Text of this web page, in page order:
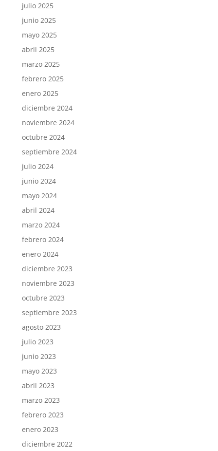
julio 2025
junio 2025
mayo 2025
abril 2025
marzo 2025
febrero 2025
enero 2025
diciembre 2024
noviembre 2024
octubre 2024
septiembre 2024
julio 2024
junio 2024
mayo 2024
abril 2024
marzo 2024
febrero 2024
enero 2024
diciembre 2023
noviembre 2023
octubre 2023
septiembre 2023
agosto 2023
julio 2023
junio 2023
mayo 2023
abril 2023
marzo 2023
febrero 2023
enero 2023
diciembre 2022